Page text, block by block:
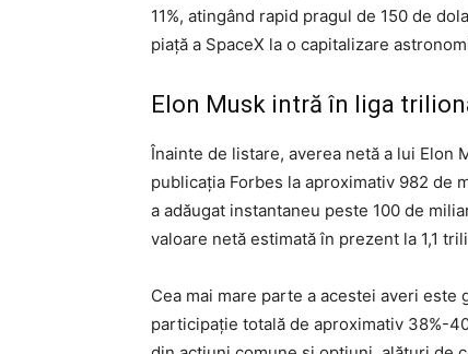
11%, atingând rapid pragul de 150 de
piață a SpaceX la o capitalizare
Elon Musk intră în liga
Înainte de listare, averea netă a lui Elon
publicația Forbes la aproximativ 982 de
a adăugat instantaneu peste 100 de
valoare netă estimată în prezent la 1,1
Cea mai mare parte a acestei averi
participație totală de aproximativ 38%-